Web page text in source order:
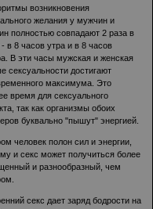
возникновения
желания у мужчин и
полностью совпадают 2 раза в
- в 8 часов утра и в 8 часов
В эти часы мужская и женская
сексуальности достигают
максимума. Это
время для сексуального
так как организмы обоих
буквально "пышут" энергией.
человек полон сил и энергии,
и секс может получиться более
и разнообразный, чем
секс дает заряд бодрости на